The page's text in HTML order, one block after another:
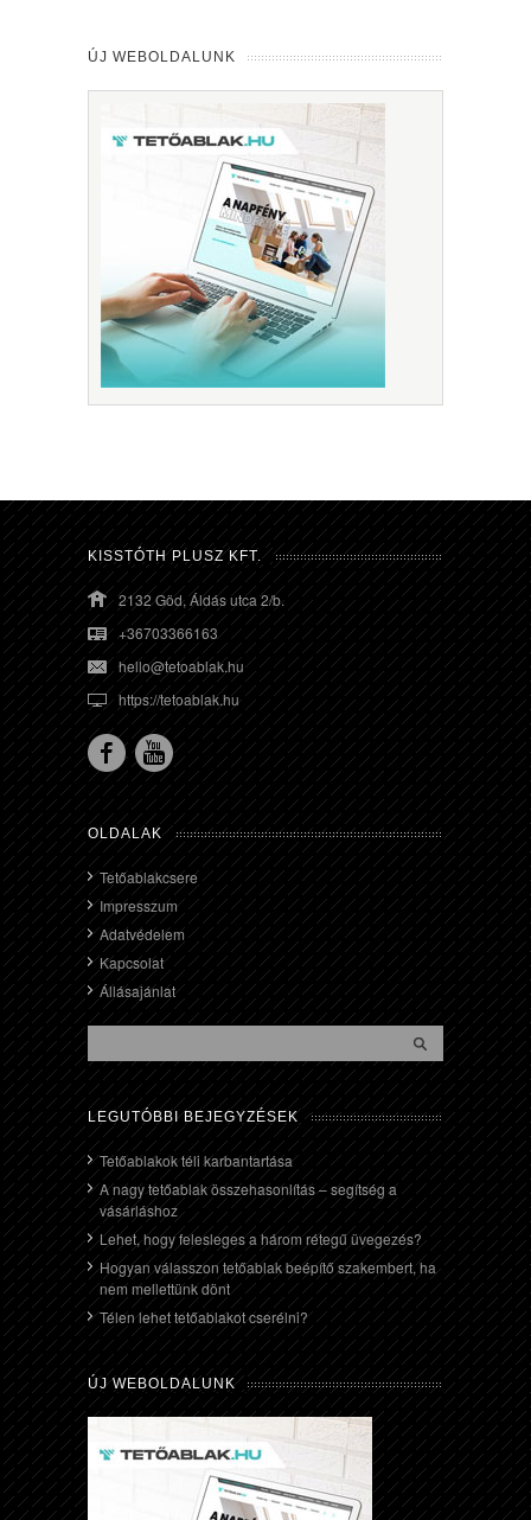
ÚJ WEBOLDALUNK
KISSTÓTH PLUSZ KFT.
2132 Göd, Áldás utca 2/b.
+36703366163
hello@tetoablak.hu
https://tetoablak.hu
OLDALAK
Tetőablakcsere
Impresszum
Adatvédelem
Kapcsolat
Állásajánlat
LEGUTÓBBI BEJEGYZÉSEK
Tetőablakok téli karbantartása
A nagy tetőablak összehasonlítás – segítség a
vásárláshoz
Lehet, hogy felesleges a három rétegű üvegezés?
Hogyan válasszon tetőablak beépítő szakembert, ha
nem mellettünk dönt
Télen lehet tetőablakot cserélni?
ÚJ WEBOLDALUNK